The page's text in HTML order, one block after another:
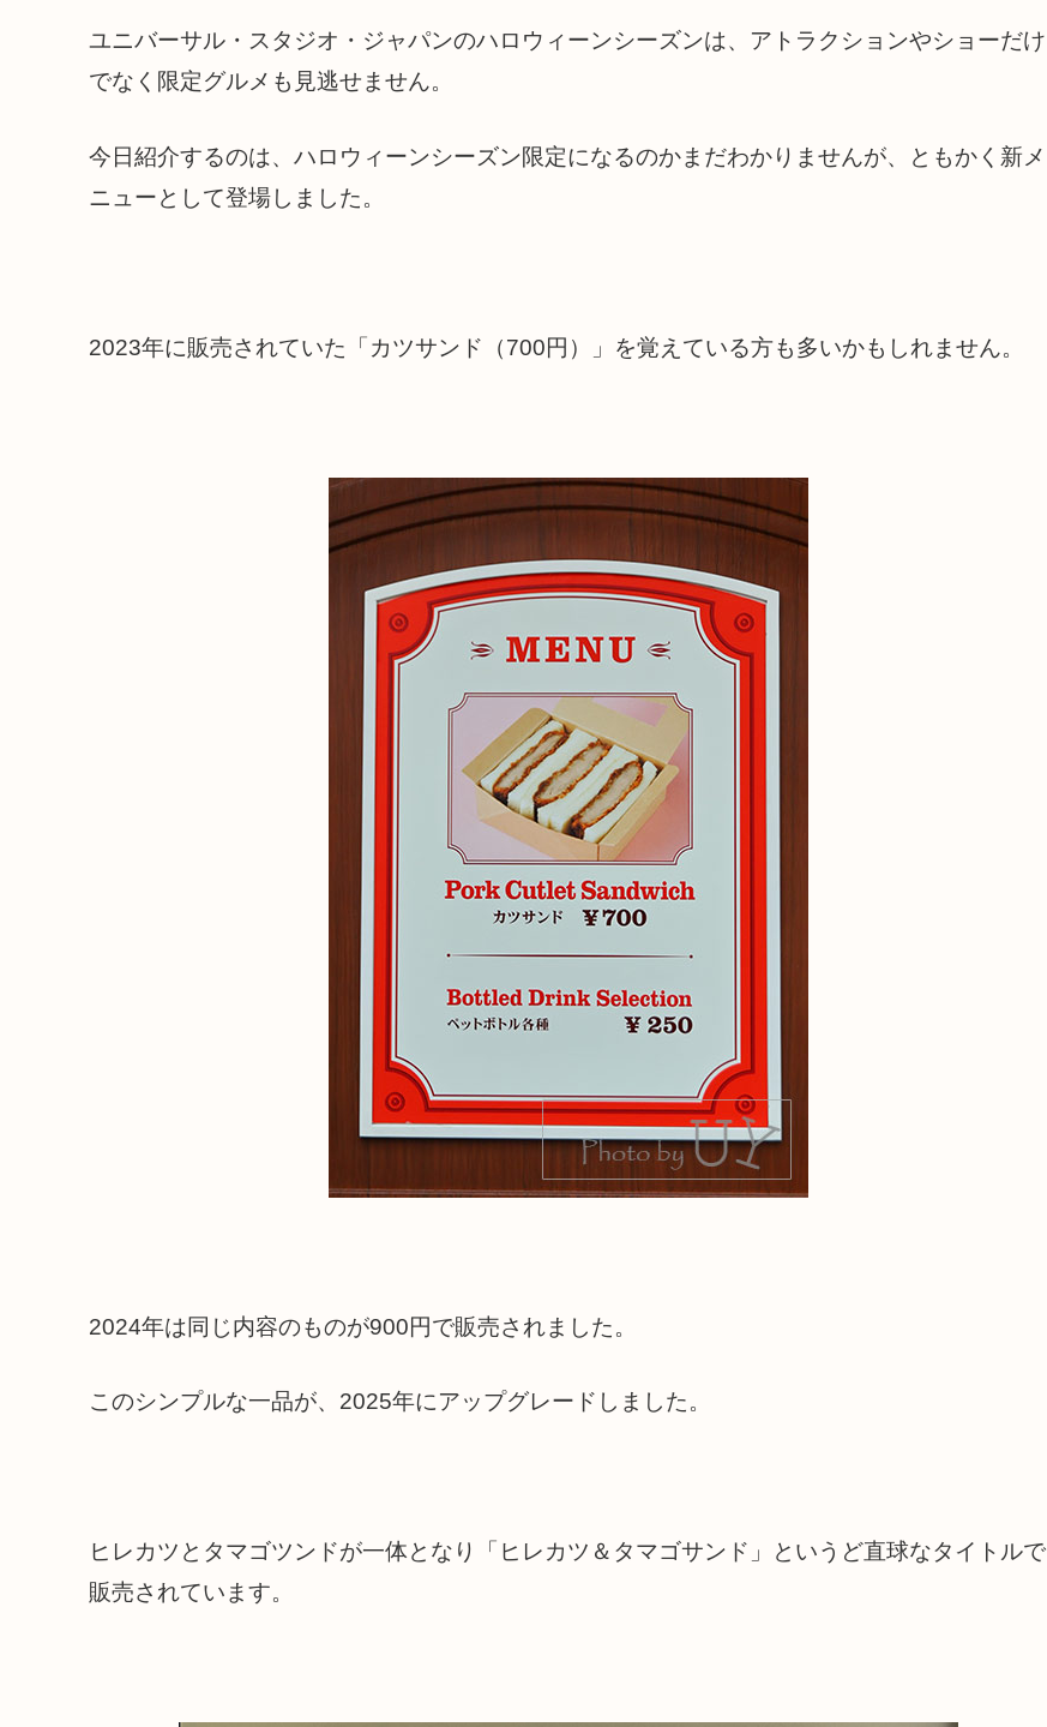
ユニバーサル・スタジオ・ジャパンのハロウィーンシーズンは、アトラクションやショーだけ
でなく限定グルメも見逃せません。
今日紹介するのは、ハロウィーンシーズン限定になるのかまだわかりませんが、ともかく新メ
ニューとして登場しました。
2023年に販売されていた「カツサンド（700円）」を覚えている方も多いかもしれません。
2024年は同じ内容のものが900円で販売されました。
このシンプルな一品が、2025年にアップグレードしました。
ヒレカツとタマゴツンドが一体となり「ヒレカツ＆タマゴサンド」というど直球なタイトルで
販売されています。